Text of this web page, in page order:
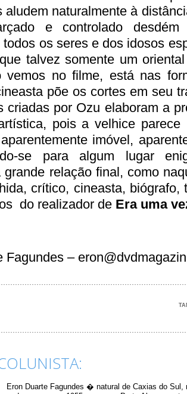
aludem naturalmente à
e controlado desdém
todos os seres e dos idosos
talvez somente um
vemos no filme, está nas
põe os cortes em seu
criadas por Ozu elaboram a
pois a velhice
imóvel,
se para algum lugar
grande relação final, como
crítico, cineasta,
do realizador de Era uma
Fagundes –
Eron Duarte Fagundes � natural de Caxias do Sul,